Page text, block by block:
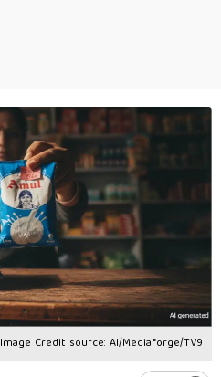
Image Credit source: AI/Mediaforge/TV9